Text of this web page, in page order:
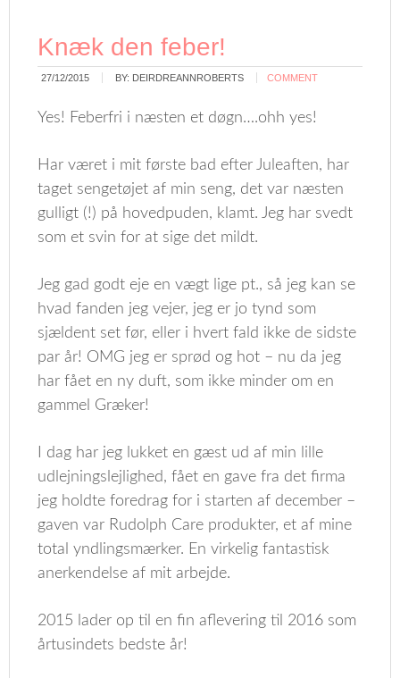
Knæk den feber!
27/12/2015 BY: DEIRDREANNROBERTS COMMENT
Yes! Feberfri i næsten et døgn….ohh yes!
Har været i mit første bad efter Juleaften, har
taget sengetøjet af min seng, det var næsten
gulligt (!) på hovedpuden, klamt. Jeg har svedt
som et svin for at sige det mildt.
Jeg gad godt eje en vægt lige pt., så jeg kan se
hvad fanden jeg vejer, jeg er jo tynd som
sjældent set før, eller i hvert fald ikke de sidste
par år! OMG jeg er sprød og hot – nu da jeg
har fået en ny duft, som ikke minder om en
gammel Græker!
I dag har jeg lukket en gæst ud af min lille
udlejningslejlighed, fået en gave fra det firma
jeg holdte foredrag for i starten af december –
gaven var Rudolph Care produkter, et af mine
total yndlingsmærker. En virkelig fantastisk
anerkendelse af mit arbejde.
2015 lader op til en fin aflevering til 2016 som
årtusindets bedste år!